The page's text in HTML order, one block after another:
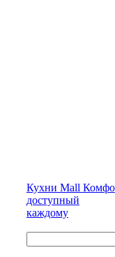
Кухни Mall
доступный
каждому